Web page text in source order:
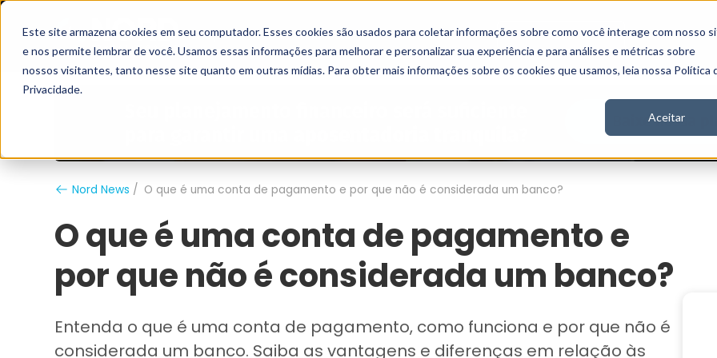
Este site armazena cookies em seu computador. Esses cookies são usados para coletar informações sobre como você interage com nosso
e nos permite lembrar de você. Usamos essas informações para melhorar e personalizar sua experiência e para análises e métricas sobre
nossos visitantes, tanto nesse site quanto em outras mídias. Para obter mais informações sobre os cookies que usamos, leia nossa Política
Privacidade.
Aceitar
Grupo Nord Analistas Vídeos Stories Inscreva-se
Nord News O que é uma conta de pagamento e por que não é considerada um banco?
O que é uma conta de pagamento e
por que não é considerada um banco?
Entenda o que é uma conta de pagamento, como funciona e por que não é
considerada um banco. Saiba as vantagens e diferenças em relação às